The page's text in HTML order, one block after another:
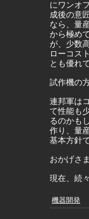
にワンオ
成後の意
なら、量
から極め
が、少数
ローコス
とも優れ
試作機の
連邦軍は
て性能も
るのかも
作り、量
基本方針
おかげさ
現在、続
機器開発